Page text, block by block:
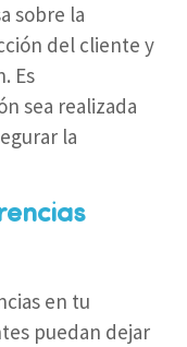
sobre la
del cliente y
Es
sea realizada
la
en tu
puedan dejar